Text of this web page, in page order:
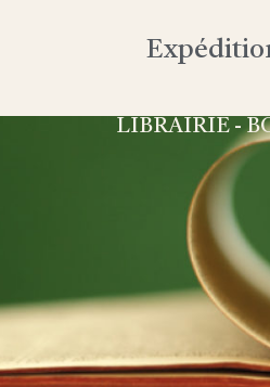
LIBRAIRIE -